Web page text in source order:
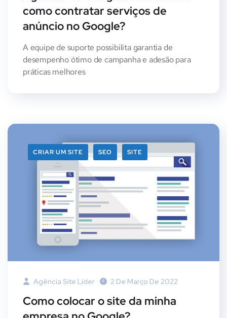
como contratar serviços de
anúncio no Google?
A equipe de suporte possibilita garantia de
desempenho ótimo de campanha e adesão para
práticas melhores
CRIAR UM SITE SEO SITE
Agência Site Líder 2 De Março De 2022
Como colocar o site da minha